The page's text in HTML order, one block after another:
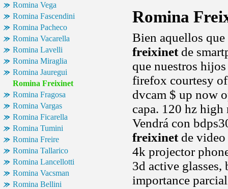
Romina Vega
Romina Fascendini
Romina Pacheco
Romina Vacarella
Romina Lavelli
Romina Miraglia
Romina Jauregui
Romina Freixinet
Romina Fragosa
Romina Vargas
Romina Ficarella
Romina Tumini
Romina Freire
Romina Tallarico
Romina Lancellotti
Romina Vacsman
Romina Bellini
Romina
Bien aquellos
freixinetde
que nuestros
firefox courtesy
dvcam $ up now
capa. 120 hz
Vendrá con
freixinetde video
4k projector
3d active
importance